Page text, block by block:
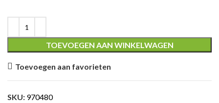
TOEVOEGEN AAN WINKELWAGEN
Toevoegen aan favorieten
SKU: 970480